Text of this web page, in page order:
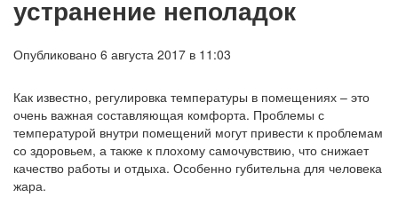
устранение неполадок
Опубликовано 6 августа 2017 в 11:03
Как известно, регулировка температуры в помещениях – это
очень важная составляющая комфорта. Проблемы с
температурой внутри помещений могут привести к проблемам
со здоровьем, а также к плохому самочувствию, что снижает
качество работы и отдыха. Особенно губительна для человека
жара.